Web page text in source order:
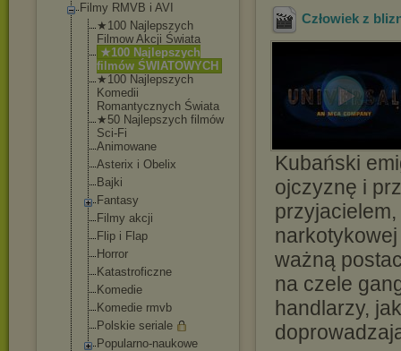
Filmy RMVB i AVI
★100 Najlepszych
Filmow Akcji Świata
★100 Najlepszych
filmów ŚWIATOWYCH
★100 Najlepszych
Komedii
Romantycznych Świata
★50 Najlepszych filmów
Sci-Fi
Animowane
Asterix i Obelix
Bajki
Fantasy
Filmy akcji
Flip i Flap
Horror
Katastroficzne
Komedie
Komedie rmvb
Polskie seriale
Popularno-naukowe
Człowiek z
Kubański
ojczyznę i
ważną
na czele
handlarzy,